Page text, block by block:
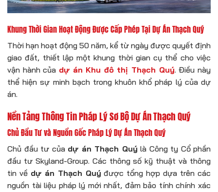
Khung Thời Gian Hoạt Động Được Cấp Phép Tại Dự Án Thạch Quý
Thời hạn hoạt động 50 năm, kể từ ngày được quyết định
giao đất, thiết lập một khung thời gian cụ thể cho việc
vận hành của dự án Khu đô thị Thạch Quý. Điều này
thể hiện sự minh bạch trong khuôn khổ pháp lý của dự
án.
Nền Tảng Thông Tin Pháp Lý Sơ Bộ Dự Án Thạch Quý
Chủ Đầu Tư và Nguồn Gốc Pháp Lý Dự Án Thạch Quý
Chủ đầu tư của dự án Thạch Quý là Công ty Cổ phần
đầu tư Skyland-Group. Các thông số kỹ thuật và thông
tin về dự án Thạch Quý được tổng hợp dựa trên các
nguồn tài liệu pháp lý mới nhất, đảm bảo tính chính xác